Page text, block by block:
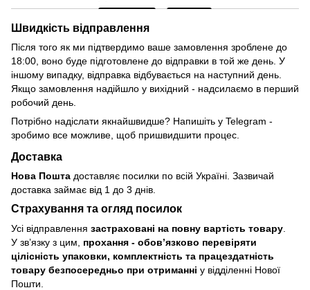
Швидкість відправлення
Після того як ми підтвердимо ваше замовлення зроблене до
18:00, воно буде підготовлене до відправки в той же день. У
іншому випадку, відправка відбувається на наступний день.
Якщо замовлення надійшло у вихідний - надсилаємо в перший
робочий день.
Потрібно надіслати якнайшвидше? Напишіть у Telegram -
зробимо все можливе, щоб пришвидшити процес.
Доставка
Нова Пошта доставляє посилки по всій Україні. Зазвичай
доставка займає від 1 до 3 днів.
Страхування та огляд посилок
Усі відправлення застраховані на повну вартість товару
У зв’язку з цим, прохання - обовʼязково перевіряти
цілісність упаковки, комплектність та працездатність
товару безпосередньо при отриманні у відділенні Нової
Пошти.